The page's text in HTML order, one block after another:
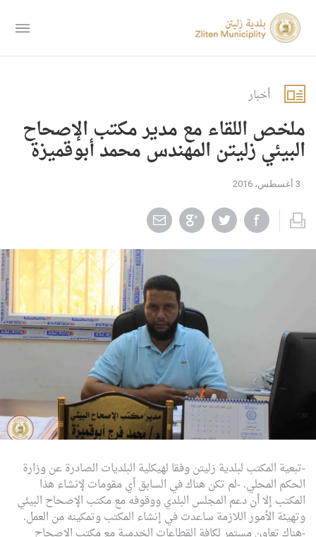
أخبار
ملخص اللقاء مع مدير مكتب الإصحاح
البيئي زليتن المهندس محمد أبوقميزة
3 أغسطس، 2016
-تبعية المكتب لبلدية زليتن وفقا لهيكلية البلديات الصادرة عن وزارة
الحكم المحلي.-لم تكن هناك في السابق أي مقومات لإنشاء هذا
المكتب إلا أن دعم المجلس البلدي ووقوفه مع مكتب الإصحاح البيئي
وتهيئة الأمور اللازمة ساعدت في إنشاء المكتب وتمكينه من العمل.